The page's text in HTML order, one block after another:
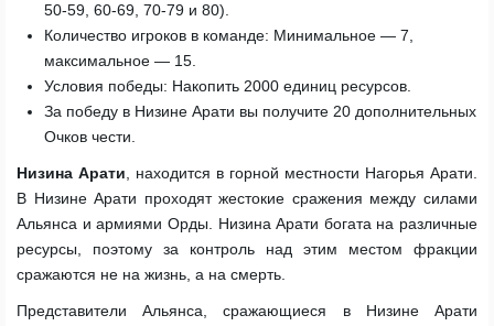
50-59, 60-69, 70-79 и 80).
Количество игроков в команде: Минимальное — 7,
максимальное — 15.
Условия победы: Накопить 2000 единиц ресурсов.
За победу в Низине Арати вы получите 20 дополнительных
Очков чести.
Низина Арати , находится в горной местности Нагорья Арати.
В Низине Арати проходят жестокие сражения между силами
Альянса и армиями Орды. Низина Арати богата на различные
ресурсы, поэтому за контроль над этим местом фракции
сражаются не на жизнь, а на смерть.
Представители Альянса, сражающиеся в Низине Арати